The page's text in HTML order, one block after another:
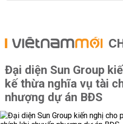
Đại diện Sun Group
kế thừa nghĩa vụ tài
nhượng dự án BĐS